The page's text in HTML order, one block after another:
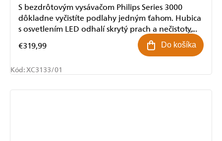
€319,99 Do košíka
S bezdrôtovým vysávačom Philips Series 3000
dôkladne vyčistíte podlahy jedným ťahom. Hubica
s osvetlením LED odhalí skrytý prach a nečistoty,...
Kód:XC3133/01